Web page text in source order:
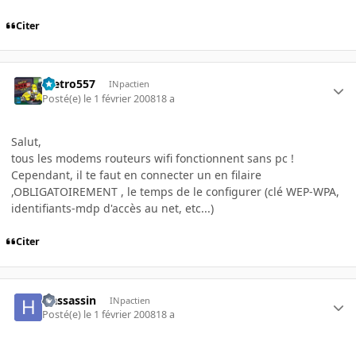
Citer
metro557 INpactien
Posté(e) le 1 février 200818 a
Salut,
tous les modems routeurs wifi fonctionnent sans pc !
Cependant, il te faut en connecter un en filaire
,OBLIGATOIREMENT , le temps de le configurer (clé WEP-WPA,
identifiants-mdp d'accès au net, etc...)
Citer
Hassassin INpactien
Posté(e) le 1 février 200818 a